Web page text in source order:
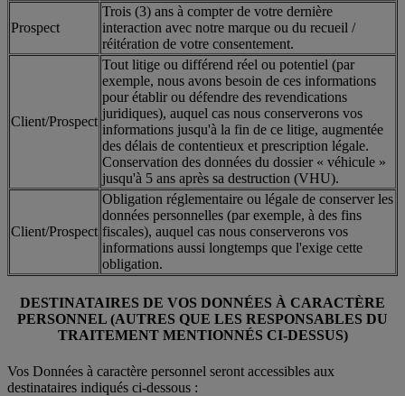
Prospect
Trois (3) ans à compter de votre dernière
interaction avec notre marque ou du recueil /
réitération de votre consentement.
Client/Prospect
Tout litige ou différend réel ou potentiel (par
exemple, nous avons besoin de ces informations
pour établir ou défendre des revendications
juridiques), auquel cas nous conserverons vos
informations jusqu'à la fin de ce litige, augmentée
des délais de contentieux et prescription légale.
Conservation des données du dossier « véhicule »
jusqu'à 5 ans après sa destruction (VHU).
Client/Prospect
Obligation réglementaire ou légale de conserver les
données personnelles (par exemple, à des fins
fiscales), auquel cas nous conserverons vos
informations aussi longtemps que l'exige cette
obligation.
DESTINATAIRES DE VOS DONNÉES À CARACTÈRE
PERSONNEL (AUTRES QUE LES RESPONSABLES DU
TRAITEMENT MENTIONNÉS CI-DESSUS)
Vos Données à caractère personnel seront accessibles aux
destinataires indiqués ci-dessous :